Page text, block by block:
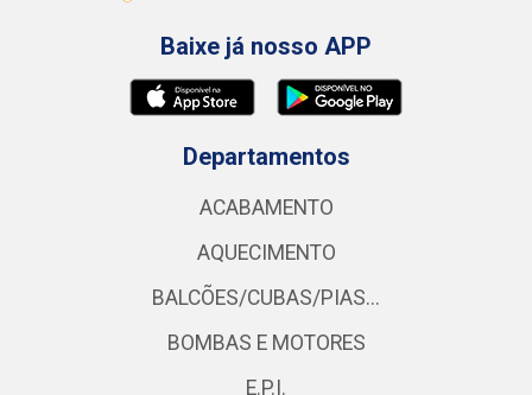
Baixe já nosso APP
Departamentos
ACABAMENTO
AQUECIMENTO
BALCÕES/CUBAS/PIAS...
BOMBAS E MOTORES
E.P.I.